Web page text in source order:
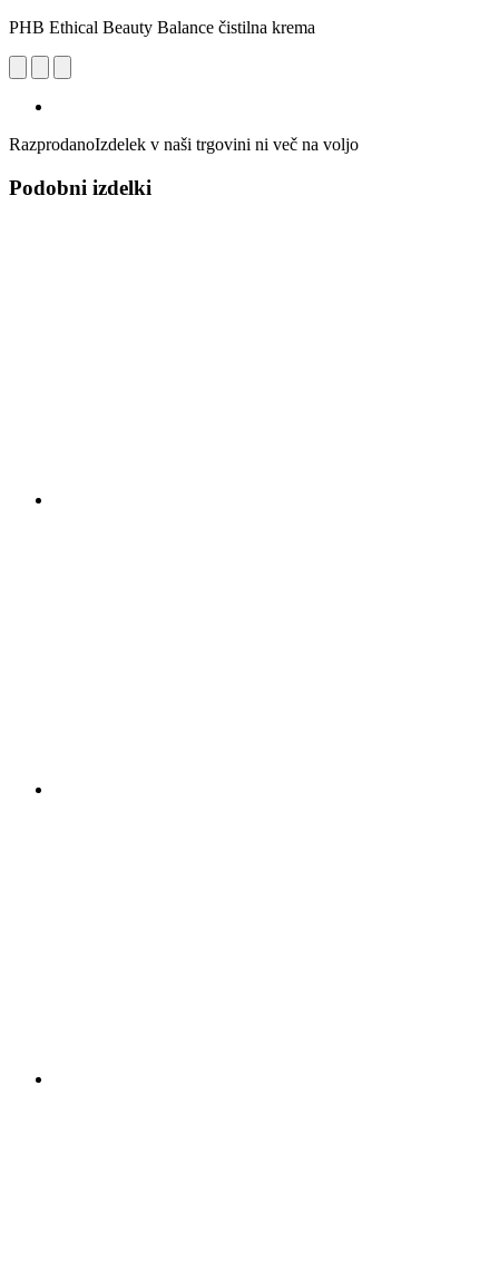
PHB Ethical Beauty Balance čistilna krema
RazprodanoIzdelek v naši trgovini ni več na voljo
Podobni izdelki